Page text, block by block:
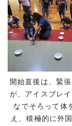
開始直後は、緊
が、アイスブレ
なでそろって体
え、積極的に外